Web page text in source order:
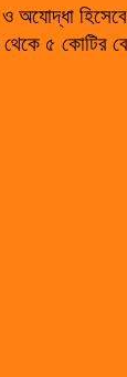
৫ কোটির